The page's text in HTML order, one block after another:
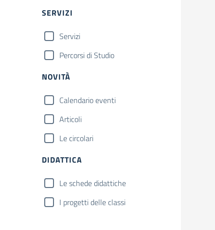
SERVIZI
Servizi
Percorsi di Studio
NOVITÀ
Calendario eventi
Articoli
Le circolari
DIDATTICA
Le schede didattiche
I progetti delle classi